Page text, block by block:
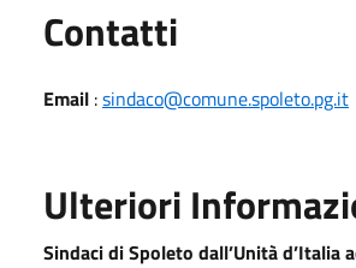
Contatti
Email :sindaco@comune.spoleto.pg.it
Ulteriori
Sindaci di Spoleto dall’Unità d’Italia